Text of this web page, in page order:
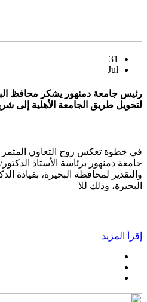
31
Jul
رئيس جامعة دمنهور يشكر محافظ
لتحويل طريق الجامعة الأهلية إلى
في خطوة تعكس روح التعاون
جامعة دمنهور برئاسة الأستاذ
والتقدير لمحافظة البحيرة، بقيادة
البحيرة، وذلك للا
إقرأ المزيد